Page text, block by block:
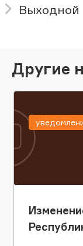
Выходной
Другие